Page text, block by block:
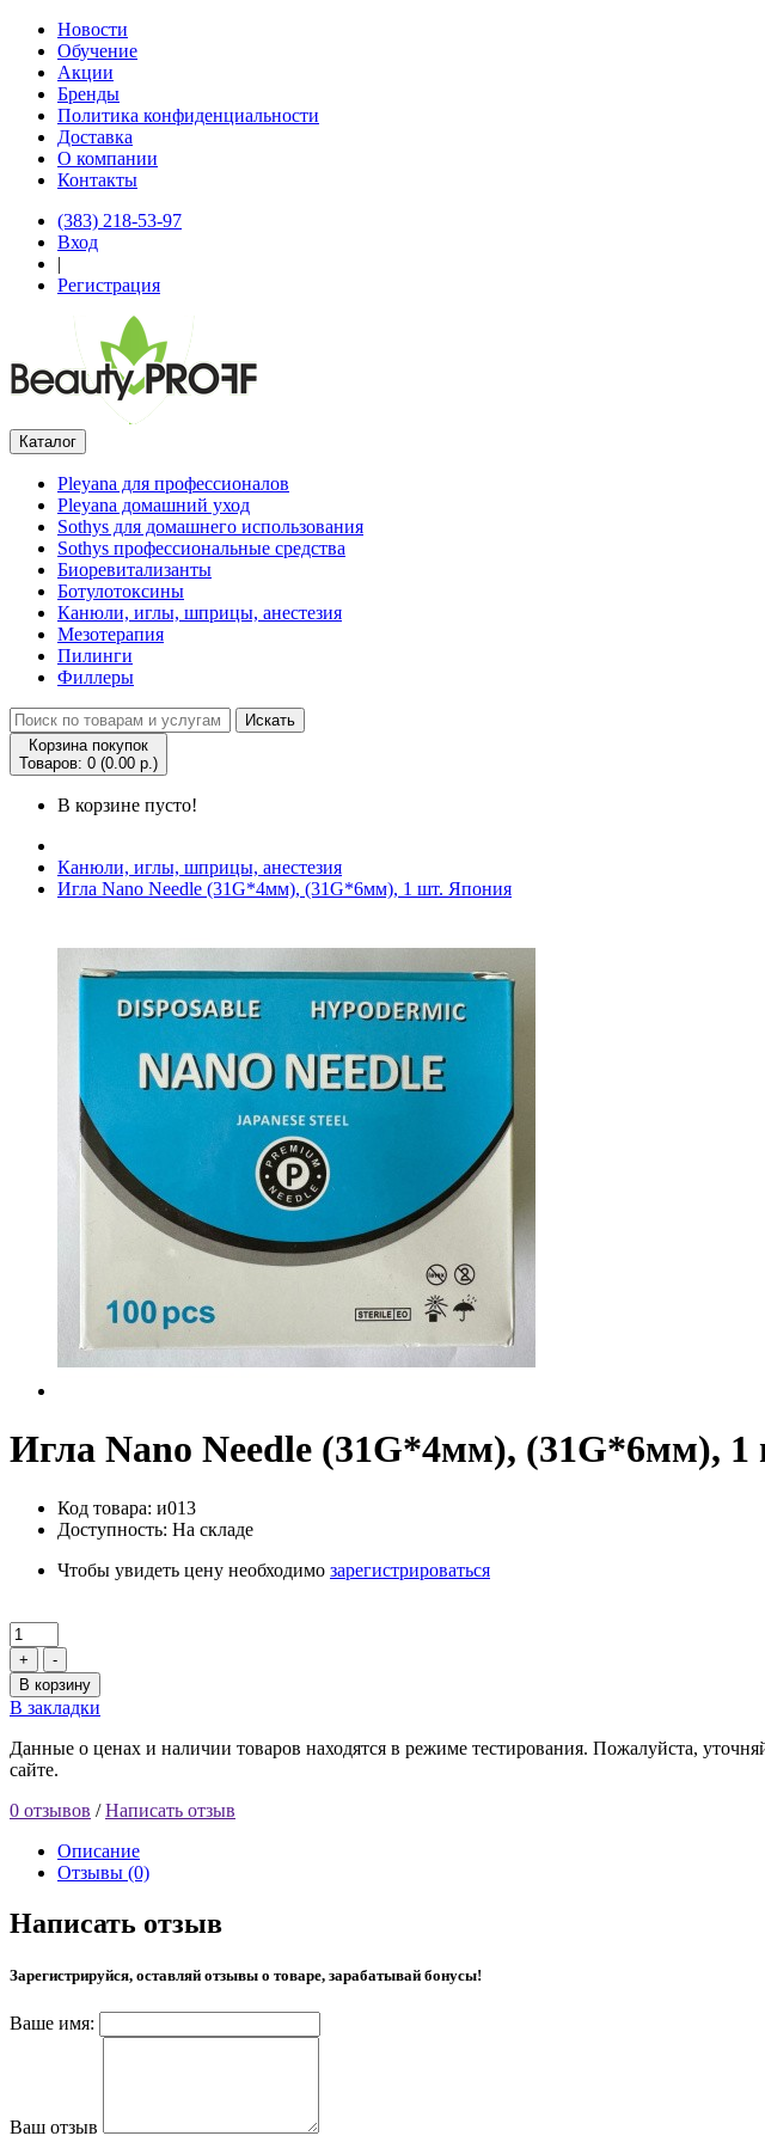
Новости
Обучение
Акции
Бренды
Политика конфиденциальности
Доставка
О компании
Контакты
(383) 218-53-97
Вход
|
Регистрация
Каталог
Pleyana для профессионалов
Pleyana домашний уход
Sothys для домашнего использования
Sothys профессиональные средства
Биоревитализанты
Ботулотоксины
Канюли, иглы, шприцы, анестезия
Мезотерапия
Пилинги
Филлеры
Искать
Корзина покупок
Товаров: 0 (0.00 р.)
В корзине пусто!
Канюли, иглы, шприцы, анестезия
Игла Nano Needle (31G*4мм), (31G*6мм), 1 шт. Япония
Игла Nano Needle (31G*4мм), (31G*6мм),
Код товара: и013
Доступность: На складе
Чтобы увидеть цену необходимо зарегистрироваться
+
-
В корзину
В закладки
Данные о ценах и наличии товаров находятся в режиме тестирования. Пожалуйста,
сайте.
0 отзывов /Написать отзыв
Описание
Отзывы (0)
Написать отзыв
Зарегистрируйся, оставляй отзывы о товаре, зарабатывай бонусы!
Ваше имя:
Ваш отзыв